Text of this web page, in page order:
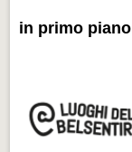
in primo piano